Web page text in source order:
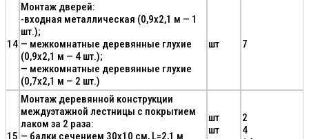
14
Монтаж дверей:
-входная металлическая (0,9х2,1 м — 1
шт.);
— межкомнатные деревянные глухие
(0,9х2,1 м — 4 шт.);
— межкомнатные деревянные глухие
(0,7х2,1 м — 2 шт.)
шт 7
15
Монтаж деревянной конструкции
междуэтажной лестницы с покрытием
лаком за 2 раза:
— балки сечением 30х10 см, L=2,1 м
шт
шт
2
4